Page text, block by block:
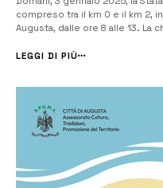
compreso tra il km 0 e il km 2,
Augusta, dalle ore 8 alle 13. La
distribuzione. L’intervento
LEGGI DI PIÙ